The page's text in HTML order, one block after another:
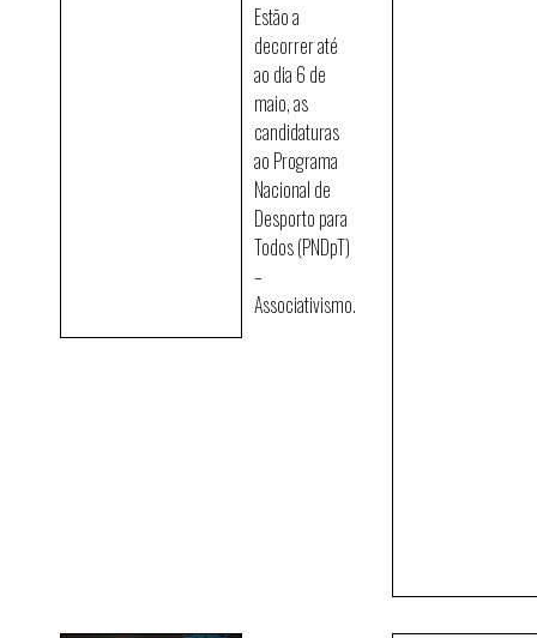
Estão a
decorrer até
ao dia 6 de
maio, as
candidaturas
ao Programa
Nacional de
Desporto para
Todos (PNDpT)
–
Associativismo.